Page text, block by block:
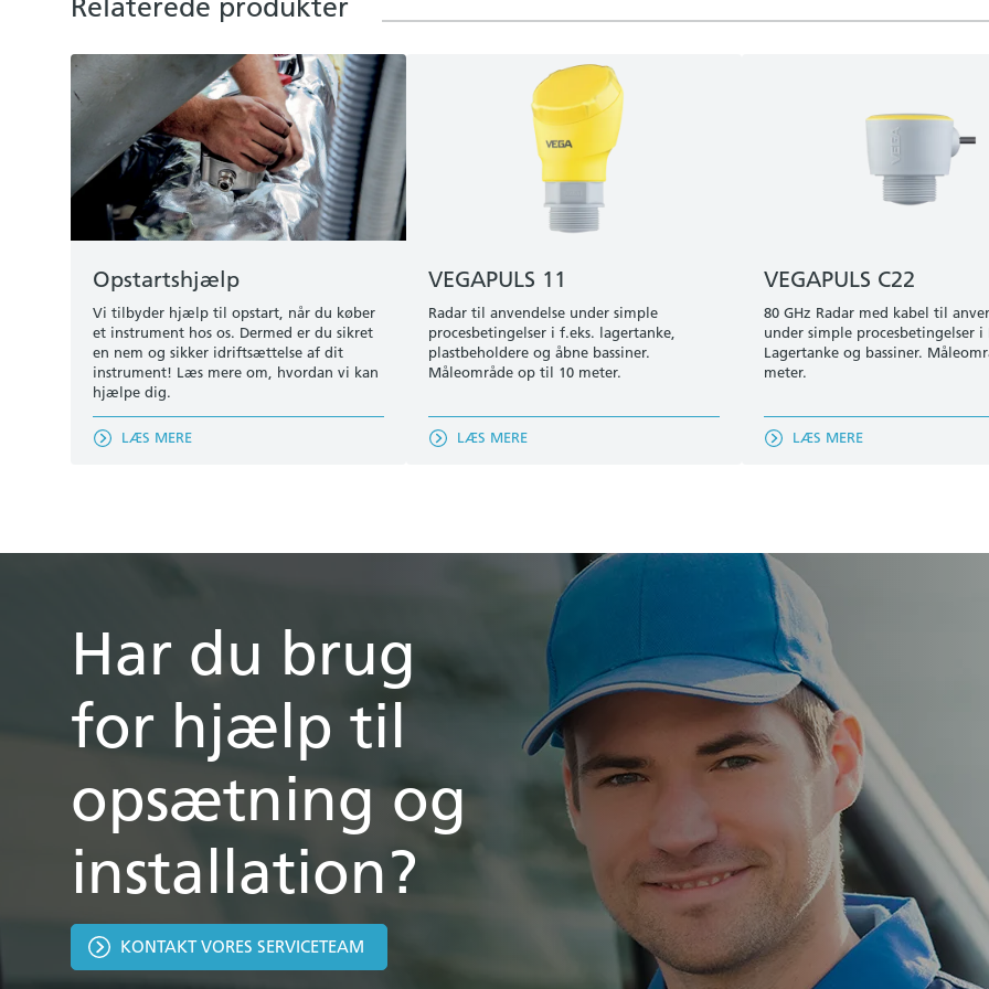
Relaterede produkter
Opstartshjælp
Vi tilbyder hjælp til opstart, når du køber
et instrument hos os. Dermed er du sikret
en nem og sikker idriftsættelse af dit
instrument! Læs mere om, hvordan vi kan
hjælpe dig.
LÆS MERE
VEGAPULS 11
Radar til anvendelse under simple
procesbetingelser i f.eks. lagertanke,
plastbeholdere og åbne bassiner.
Måleområde op til 10 meter.
LÆS MERE
VEGAPULS C22
80 GHz Radar med kabel til
under simple procesbetingelser i
Lagertanke og bassiner.
meter.
LÆS MERE
Har du brug
for hjælp til
opsætning og
installation?
KONTAKT VORES SERVICETEAM